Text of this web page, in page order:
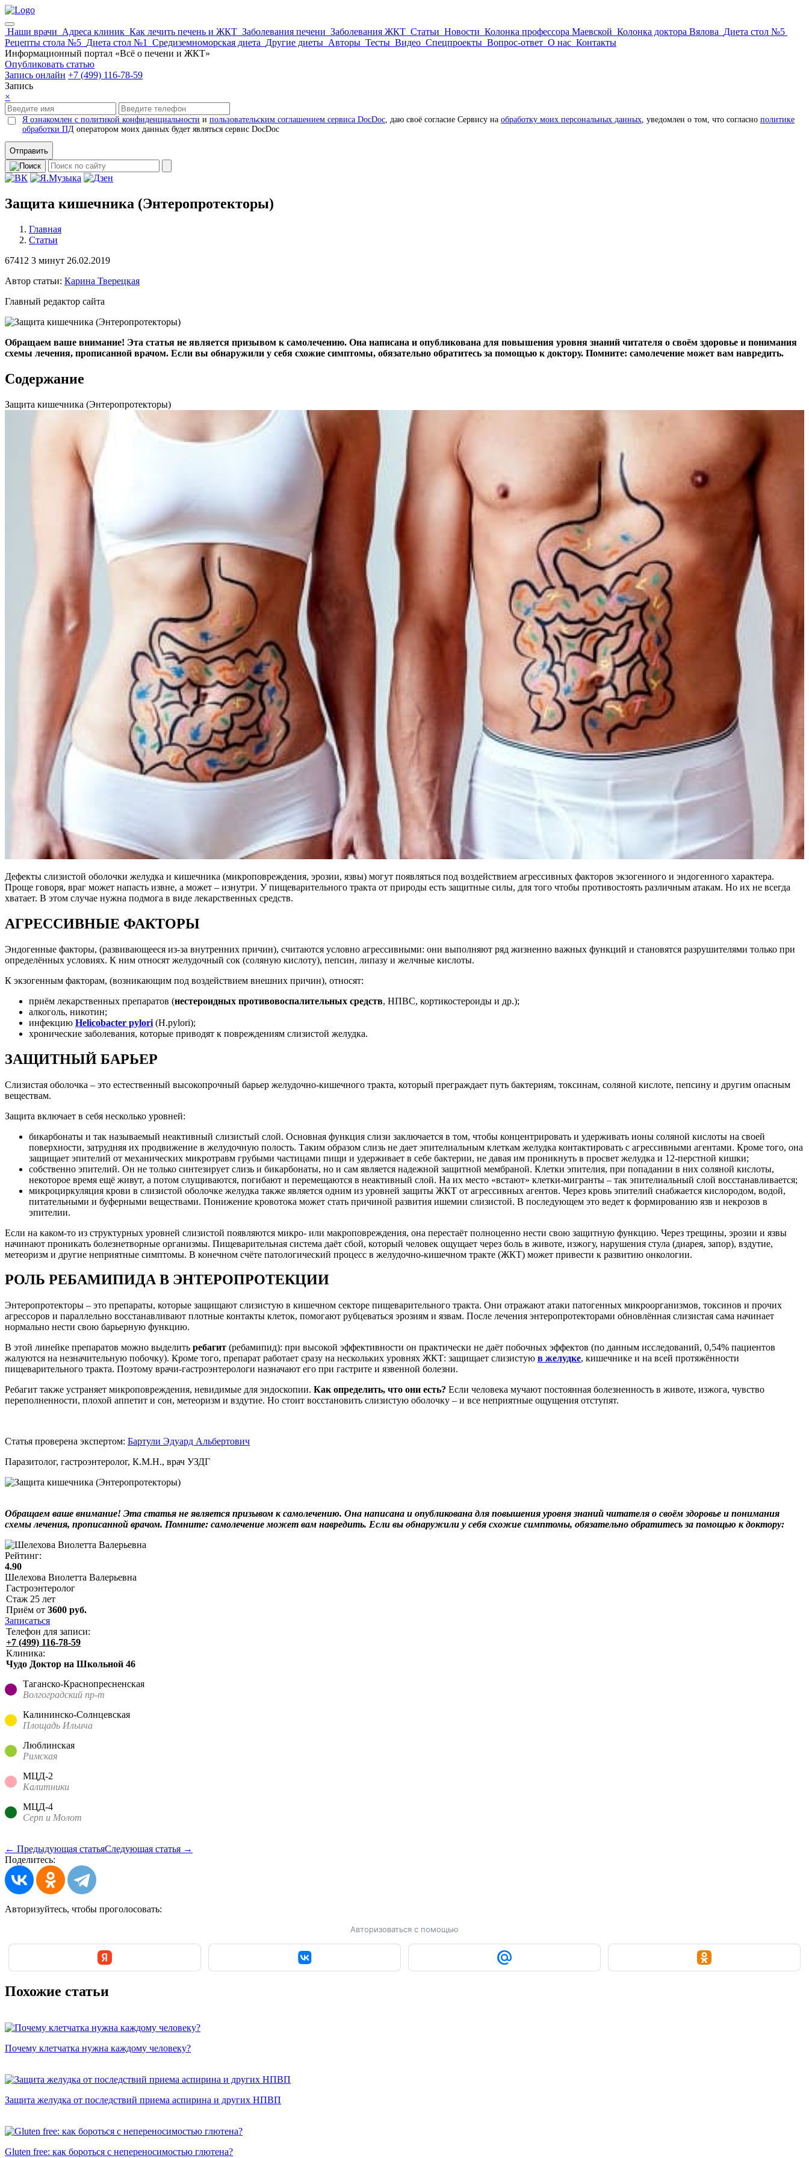
Наши врачи Адреса клиник Как лечить печень и ЖКТ Заболевания печени Заболевания ЖКТ Статьи Новости Колонка профессора Маевской Колонка доктора Вялова Диета стол №5
Рецепты стола №5 Диета стол №1 Средиземноморская диета Другие диеты Авторы Тесты Видео Спецпроекты Вопрос-ответ О нас Контакты
Информационный портал «Всё о печени и ЖКТ»
Опубликовать статью
Запись онлайн +7 (499) 116-78-59
Запись
×
Я ознакомлен с политикой конфиденциальности и пользовательским соглашением сервиса DocDoc, даю своё согласие Сервису на обработку моих персональных данных, уведомлен о том, что согласно политике
обработки ПД оператором моих данных будет являться сервис DocDoc
Отправить
Защита кишечника (Энтеропротекторы)
Главная
Статьи
67412 3 минут 26.02.2019
Автор статьи: Карина Тверецкая
Главный редактор сайта
Обращаем ваше внимание! Эта статья не является призывом к самолечению. Она написана и опубликована для повышения уровня знаний читателя о своём здоровье и понимания
схемы лечения, прописанной врачом. Если вы обнаружили у себя схожие симптомы, обязательно обратитесь за помощью к доктору. Помните: самолечение может вам навредить.
Содержание
Защита кишечника (Энтеропротекторы)
Дефекты слизистой оболочки желудка и кишечника (микроповреждения, эрозии, язвы) могут появляться под воздействием агрессивных факторов экзогенного и эндогенного характера.
Проще говоря, враг может напасть извне, а может – изнутри. У пищеварительного тракта от природы есть защитные силы, для того чтобы противостоять различным атакам. Но их не всегда
хватает. В этом случае нужна подмога в виде лекарственных средств.
АГРЕССИВНЫЕ ФАКТОРЫ
Эндогенные факторы, (развивающееся из-за внутренних причин), считаются условно агрессивными: они выполняют ряд жизненно важных функций и становятся разрушителями только при
определённых условиях. К ним относят желудочный сок (соляную кислоту), пепсин, липазу и желчные кислоты.
К экзогенным факторам, (возникающим под воздействием внешних причин), относят:
приём лекарственных препаратов (нестероидных противовоспалительных средств, НПВС, кортикостероиды и др.);
алкоголь, никотин;
инфекцию Helicobacter pylori (H.pylori);
хронические заболевания, которые приводят к повреждениям слизистой желудка.
ЗАЩИТНЫЙ БАРЬЕР
Слизистая оболочка – это естественный высокопрочный барьер желудочно-кишечного тракта, который преграждает путь бактериям, токсинам, соляной кислоте, пепсину и другим опасным
веществам.
Защита включает в себя несколько уровней:
бикарбонаты и так называемый неактивный слизистый слой. Основная функция слизи заключается в том, чтобы концентрировать и удерживать ионы соляной кислоты на своей
поверхности, затрудняя их продвижение в желудочную полость. Таким образом слизь не дает эпителиальным клеткам желудка контактировать с агрессивными агентами. Кроме того, она
защищает эпителий от механических микротравм грубыми частицами пищи и удерживает в себе бактерии, не давая им проникнуть в просвет желудка и 12-перстной кишки;
собственно эпителий. Он не только синтезирует слизь и бикарбонаты, но и сам является надежной защитной мембраной. Клетки эпителия, при попадании в них соляной кислоты,
некоторое время ещё живут, а потом слущиваются, погибают и перемещаются в неактивный слой. На их место «встают» клетки-мигранты – так эпителиальный слой восстанавливается;
микроциркуляция крови в слизистой оболочке желудка также является одним из уровней защиты ЖКТ от агрессивных агентов. Через кровь эпителий снабжается кислородом, водой,
питательными и буферными веществами. Понижение кровотока может стать причиной развития ишемии слизистой. В последующем это ведет к формированию язв и некрозов в
эпителии.
Если на каком-то из структурных уровней слизистой появляются микро- или макроповреждения, она перестаёт полноценно нести свою защитную функцию. Через трещины, эрозии и язвы
начинают проникать болезнетворные организмы. Пищеварительная система даёт сбой, который человек ощущает через боль в животе, изжогу, нарушения стула (диарея, запор), вздутие,
метеоризм и другие неприятные симптомы. В конечном счёте патологический процесс в желудочно-кишечном тракте (ЖКТ) может привести к развитию онкологии.
РОЛЬ РЕБАМИПИДА В ЭНТЕРОПРОТЕКЦИИ
Энтеропротекторы – это препараты, которые защищают слизистую в кишечном секторе пищеварительного тракта. Они отражают атаки патогенных микроорганизмов, токсинов и прочих
агрессоров и параллельно восстанавливают плотные контакты клеток, помогают рубцеваться эрозиям и язвам. После лечения энтеропротекторами обновлённая слизистая сама начинает
нормально нести свою барьерную функцию.
В этой линейке препаратов можно выделить ребагит (ребамипид): при высокой эффективности он практически не даёт побочных эффектов (по данным исследований, 0,54% пациентов
жалуются на незначительную побочку). Кроме того, препарат работает сразу на нескольких уровнях ЖКТ: защищает слизистую в желудке, кишечнике и на всей протяжённости
пищеварительного тракта. Поэтому врачи-гастроэнтерологи назначают его при гастрите и язвенной болезни.
Ребагит также устраняет микроповреждения, невидимые для эндоскопии. Как определить, что они есть? Если человека мучают постоянная болезненность в животе, изжога, чувство
переполненности, плохой аппетит и сон, метеоризм и вздутие. Но стоит восстановить слизистую оболочку – и все неприятные ощущения отступят.
Статья проверена экспертом: Бартули Эдуард Альбертович
Паразитолог, гастроэнтеролог, К.М.Н., врач УЗДГ
Обращаем ваше внимание! Эта статья не является призывом к самолечению. Она написана и опубликована для повышения уровня знаний читателя о своём здоровье и понимания
схемы лечения, прописанной врачом. Помните: самолечение может вам навредить. Если вы обнаружили у себя схожие симптомы, обязательно обратитесь за помощью к доктору:
Рейтинг:
4.90
Шелехова Виолетта Валерьевна
Гастроэнтеролог
Стаж 25 лет
Приём от 3600 руб.
Записаться
Телефон для записи:
+7 (499) 116-78-59
Клиника:
Чудо Доктор на Школьной 46
Таганско-Краснопресненская
Волгоградский пр-т
Калининско-Солнцевская
Площадь Ильича
Люблинская
Римская
МЦД-2
Калитники
МЦД-4
Серп и Молот
← Предыдующая статьяСледующая статья →
Поделитесь:
Авторизуйтесь, чтобы проголосовать:
Авторизоваться с помощью
Похожие статьи
Почему клетчатка нужна каждому человеку?
Защита желудка от последствий приема аспирина и других НПВП
Gluten free: как бороться с непереносимостью глютена?